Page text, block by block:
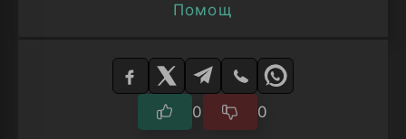
Помощ
Изберете
0 0